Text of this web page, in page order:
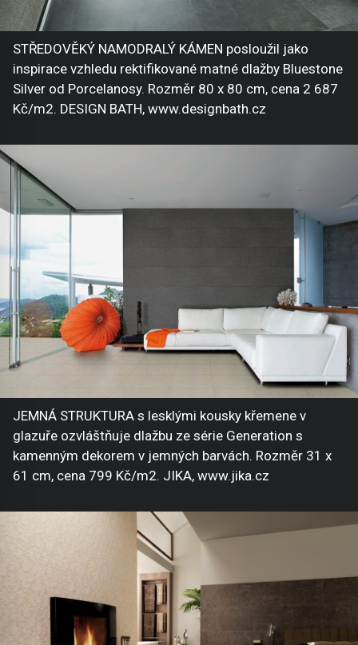
STŘEDOVĚKÝ NAMODRALÝ KÁMEN posloužil jako
inspirace vzhledu rektifikované matné dlažby Bluestone
Silver od Porcelanosy. Rozměr 80 x 80 cm, cena 2 687
Kč/m2. DESIGN BATH, www.designbath.cz
JEMNÁ STRUKTURA s lesklými kousky křemene v
glazuře ozvláštňuje dlažbu ze série Generation s
kamenným dekorem v jemných barvách. Rozměr 31 x
61 cm, cena 799 Kč/m2. JIKA, www.jika.cz